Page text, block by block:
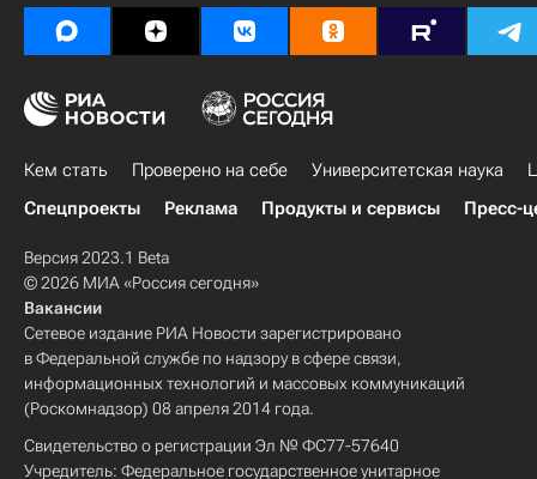
Кем стать Проверено на себе Университетская наука
Спецпроекты
Реклама Продукты и сервисы Пресс-
Версия 2023.1 Beta
© 2026 МИА «Россия сегодня»
Вакансии
Сетевое издание РИА Новости зарегистрировано
в Федеральной службе по надзору в сфере связи,
информационных технологий и массовых коммуникаций
(Роскомнадзор) 08 апреля 2014 года.
Свидетельство о регистрации Эл № ФС77-57640
Учредитель: Федеральное государственное унитарное